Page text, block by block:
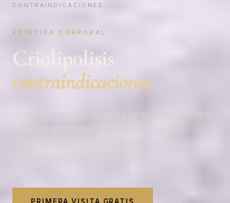
CONTRAINDICACIONES
ESTÉTICA CORPORAL
Criolipolisis
contraindicaciones
Antes de congelar la grasa localizada conviene
saber en que casos la criolipolisis no esta
recomendada. Te lo explicamos con claridad y
PRIMERA VISITA GRATIS